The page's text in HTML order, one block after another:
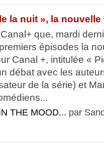
la nuit », la nouvelle
que, mardi
épisodes la
Canal +, intitulée «
débat avec les
de la série) et
THE MOOD... par